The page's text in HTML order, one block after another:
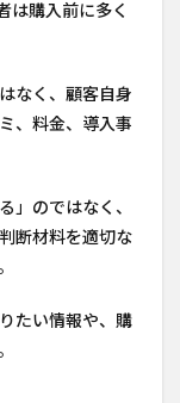
は購入前に多く
なく、顧客自身
、料金、導入事
」のではなく、
断材料を適切な
たい情報や、購